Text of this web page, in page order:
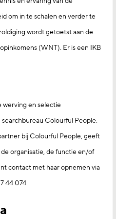
om in te schalen en verder te
wordt getoetst aan de
(WNT). Er is een IKB
werving en selectie
Colourful People.
bij Colourful People, geeft
organisatie, de functie en/of
contact met haar opnemen via
44 074.